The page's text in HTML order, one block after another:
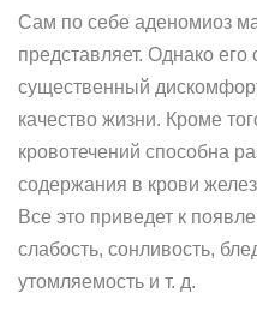
Сам по себе аденомиоз
представляет. Однако
существенный
качество жизни. Кроме
кровотечений способна
содержания в крови
Все это приведет к
слабость, сонливость,
утомляемость и т. д.